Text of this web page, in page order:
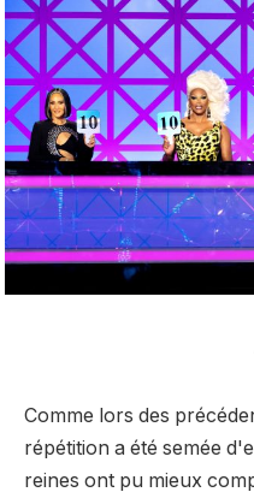
Comme lors des
répétition a été semée
reines ont pu mieux